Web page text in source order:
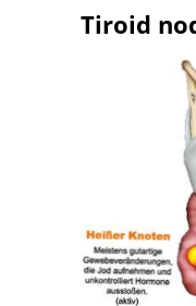
Tiroid